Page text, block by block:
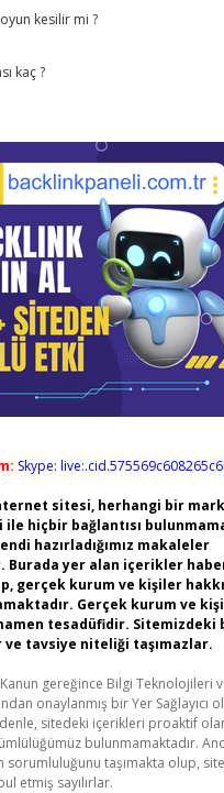
kesilir mi ?
kaç ?
Skype:
sitesi, herhangi bir
ile hiçbir bağlantısı
hazırladığımız makaleler
Burada yer alan içerikler
gerçek kurum ve kişiler
Gerçek kurum ve
tesadüfidir. Sitemizdeki
tavsiye niteliği taşımazlar.
Kanun gereğince Bilgi Teknolojileri
onaylanmış bir Yer Sağlayıcı
sitedeki içerikleri proaktif
bulunmamaktadır.
sorumluluğunu taşımakta olup,
etmiş sayılırlar.